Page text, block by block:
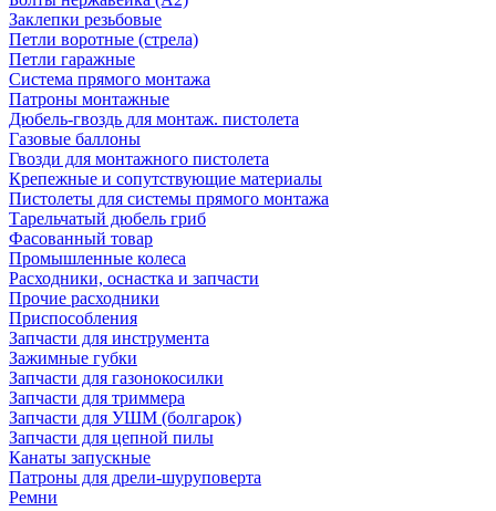
Заклепки резьбовые
Петли воротные (стрела)
Петли гаражные
Система прямого монтажа
Патроны монтажные
Дюбель-гвоздь для монтаж. пистолета
Газовые баллоны
Гвозди для монтажного пистолета
Крепежные и сопутствующие материалы
Пистолеты для системы прямого монтажа
Тарельчатый дюбель гриб
Фасованный товар
Промышленные колеса
Расходники, оснастка и запчасти
Прочие расходники
Приспособления
Запчасти для инструмента
Зажимные губки
Запчасти для газонокосилки
Запчасти для триммера
Запчасти для УШМ (болгарок)
Запчасти для цепной пилы
Канаты запускные
Патроны для дрели-шуруповерта
Ремни